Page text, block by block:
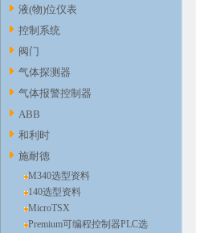
液(物)位仪表
控制系统
阀门
气体探测器
气体报警控制器
ABB
和利时
施耐德
M340选型资料
140选型资料
MicroTSX
Premium可编程控制器PLC选